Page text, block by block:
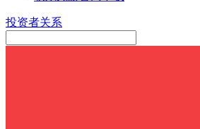
投资者关系